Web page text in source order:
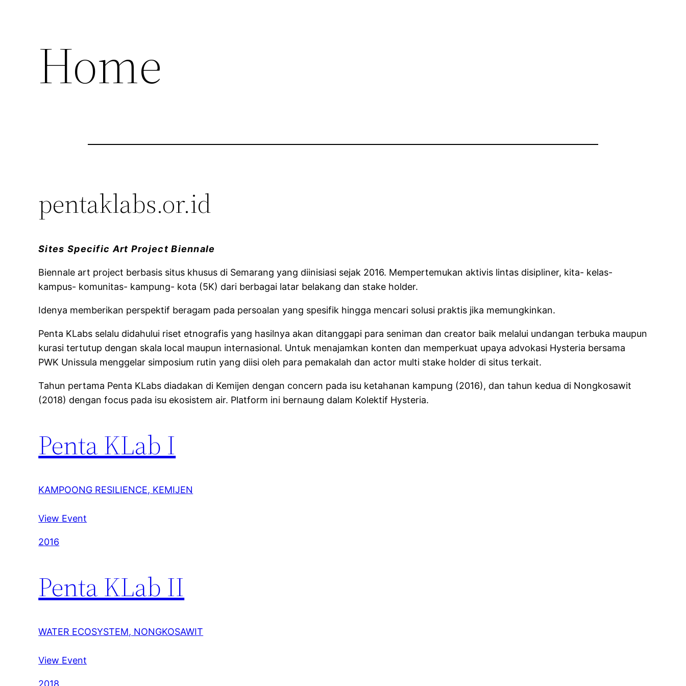
Home
pentaklabs.or.id
Sites Specific Art Project Biennale
Biennale art project berbasis situs khusus di Semarang yang diinisiasi sejak 2016. Mempertemukan aktivis lintas disipliner, kita- kelas-
kampus- komunitas- kampung- kota (5K) dari berbagai latar belakang dan stake holder.
Idenya memberikan perspektif beragam pada persoalan yang spesifik hingga mencari solusi praktis jika memungkinkan.
Penta KLabs selalu didahului riset etnografis yang hasilnya akan ditanggapi para seniman dan creator baik melalui undangan terbuka maupun
kurasi tertutup dengan skala local maupun internasional. Untuk menajamkan konten dan memperkuat upaya advokasi Hysteria bersama
PWK Unissula menggelar simposium rutin yang diisi oleh para pemakalah dan actor multi stake holder di situs terkait.
Tahun pertama Penta KLabs diadakan di Kemijen dengan concern pada isu ketahanan kampung (2016), dan tahun kedua di Nongkosawit
(2018) dengan focus pada isu ekosistem air. Platform ini bernaung dalam Kolektif Hysteria.
Penta KLab I
KAMPOONG RESILIENCE, KEMIJEN
View Event
2016
Penta KLab II
WATER ECOSYSTEM, NONGKOSAWIT
View Event
2018